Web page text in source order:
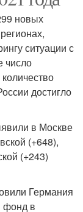
новых
ситуации с
число
достигло
в Москве
(+648),
(+243)
Германия
фонд в